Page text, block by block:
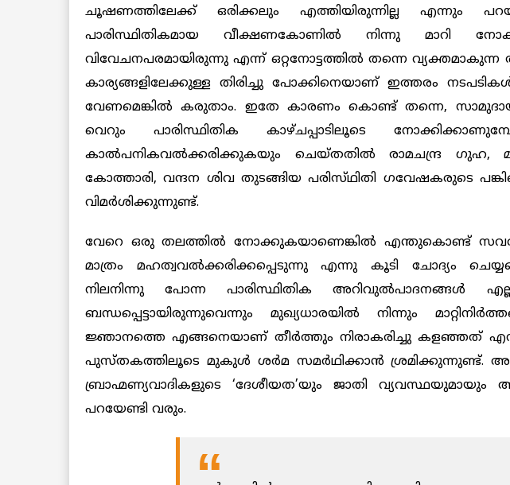
ചൂഷണത്തിലേക്ക് ഒരിക്കലും എത്തിയിരുന്നില്ല എന്നും
പാരിസ്ഥിതികമായ വീക്ഷണകോണിൽ നിന്നു മാറി
വിവേചനപരമായിരുന്നു എന്ന് ഒറ്റനോട്ടത്തിൽ തന്നെ വ്യക്തമാകുന്ന
കാര്യങ്ങളിലേക്കുള്ള തിരിച്ചു പോക്കിനെയാണ് ഇത്തരം
വേണമെങ്കിൽ കരുതാം. ഇതേ കാരണം കൊണ്ട് തന്നെ,
വെറും പാരിസ്ഥിതിക കാഴ്ചപ്പാടിലൂടെ
കാൽപനികവൽക്കരിക്കുകയും ചെയ്തതിൽ രാമചന്ദ്ര
കോത്താരി, വന്ദന ശിവ തുടങ്ങിയ പരിസ്‌ഥിതി ഗവേഷകരുടെ
വിമർശിക്കുന്നുണ്ട്.
വേറെ ഒരു തലത്തിൽ നോക്കുകയാണെങ്കിൽ എന്തുകൊണ്ട്
മാത്രം മഹത്വവൽക്കരിക്കപ്പെടുന്നു എന്നു കൂടി ചോദ്യം
നിലനിന്നു പോന്ന പാരിസ്ഥിതിക അറിവുൽപാദനങ്ങൾ
ബന്ധപ്പെട്ടായിരുന്നുവെന്നും മുഖ്യധാരയിൽ നിന്നും
ജ്ഞാനത്തെ എങ്ങനെയാണ് തീർത്തും നിരാകരിച്ചു കളഞ്ഞത്
പുസ്തകത്തിലൂടെ മുകുൾ ശർമ സമർഥിക്കാൻ ശ്രമിക്കുന്നുണ്ട്.
ബ്രാഹ്മണ്യവാദികളുടെ ‘ദേശീയത’യും ജാതി വ്യവസ്ഥയുമായും
പറയേണ്ടി വരും.